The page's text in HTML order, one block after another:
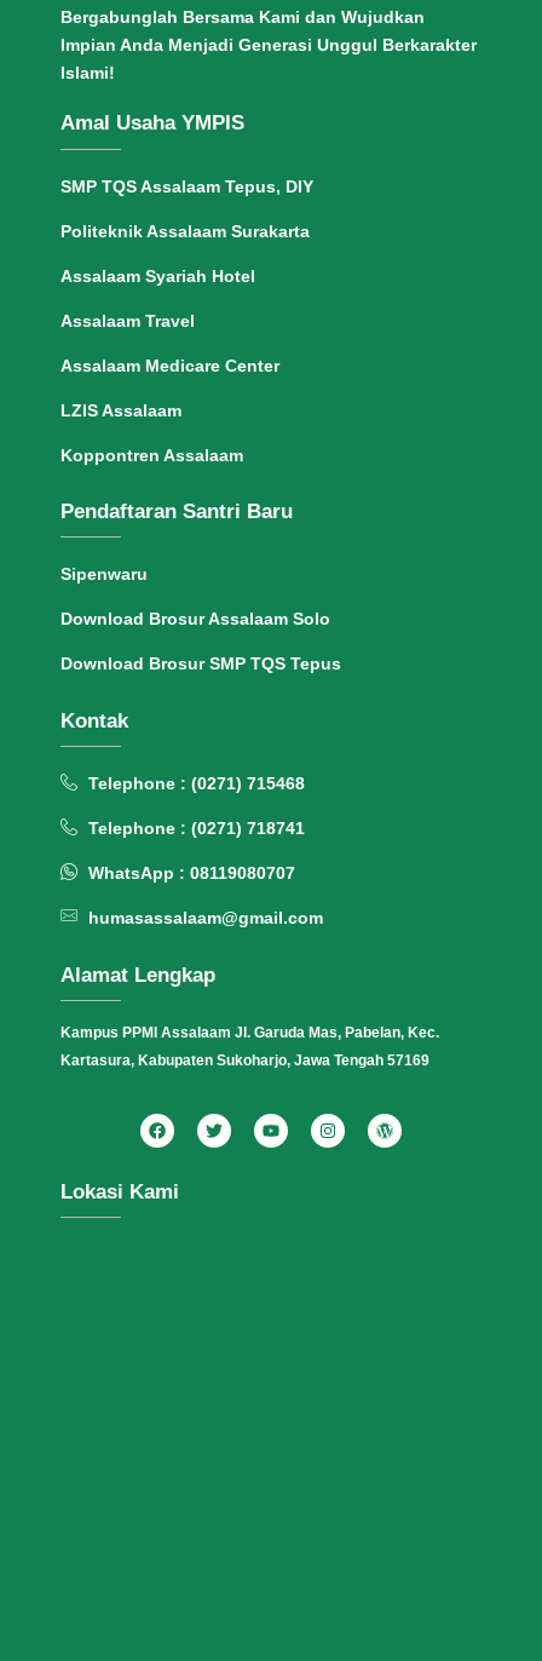
Bergabunglah Bersama Kami dan Wujudkan
Impian Anda Menjadi Generasi Unggul Berkarakter
Islami!
Amal Usaha YMPIS
SMP TQS Assalaam Tepus, DIY
Politeknik Assalaam Surakarta
Assalaam Syariah Hotel
Assalaam Travel
Assalaam Medicare Center
LZIS Assalaam
Koppontren Assalaam
Pendaftaran Santri Baru
Sipenwaru
Download Brosur Assalaam Solo
Download Brosur SMP TQS Tepus
Kontak
Telephone : (0271) 715468
Telephone : (0271) 718741
WhatsApp : 08119080707
humasassalaam@gmail.com
Alamat Lengkap
Kampus PPMI Assalaam Jl. Garuda Mas, Pabelan, Kec.
Kartasura, Kabupaten Sukoharjo, Jawa Tengah 57169
Lokasi Kami